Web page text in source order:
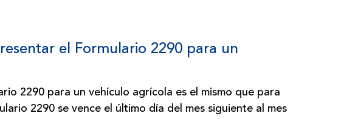
el Formulario 2290 para un
2290 para un vehículo agrícola es el mismo que para
2290 se vence el último día del mes siguiente al mes